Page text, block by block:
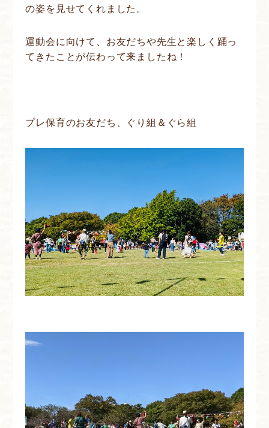
の姿を見せてくれました。
運動会に向けて、お友だちや先生と楽しく踊っ
てきたことが伝わって来ましたね！
プレ保育のお友だち、ぐり組＆ぐら組